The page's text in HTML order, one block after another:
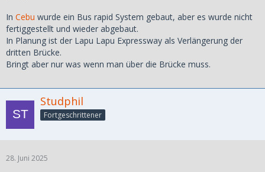
In Cebu wurde ein Bus rapid System gebaut, aber es wurde nicht
fertiggestellt und wieder abgebaut.
In Planung ist der Lapu Lapu Expressway als Verlängerung der
dritten Brücke.
Bringt aber nur was wenn man über die Brücke muss.
Studphil
Fortgeschrittener
28. Juni 2025